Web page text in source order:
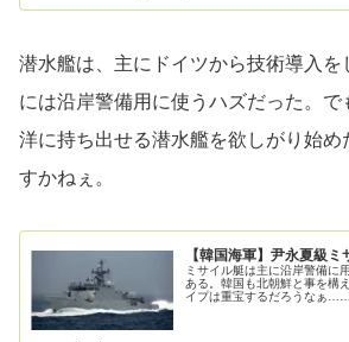
潜水艦は、主にドイツから技術導入を
には沿岸警備用に使うハズだった。
洋に持ち出せる潜水艦を欲しがり始め
すかねぇ。
【韓国海軍】尹永夏級ミ
ミサイル艇は主に沿岸警備に
ある。韓国も北朝鮮と事を構
イプは重宝するだろうなぁ……